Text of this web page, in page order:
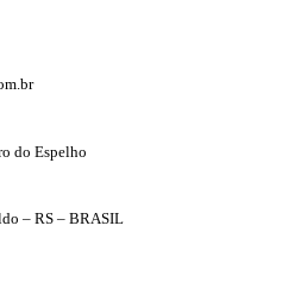
do Espelho
– RS – BRASIL